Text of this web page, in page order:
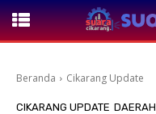
Beranda Cikarang Update
CIKARANG UPDATE DAERAH